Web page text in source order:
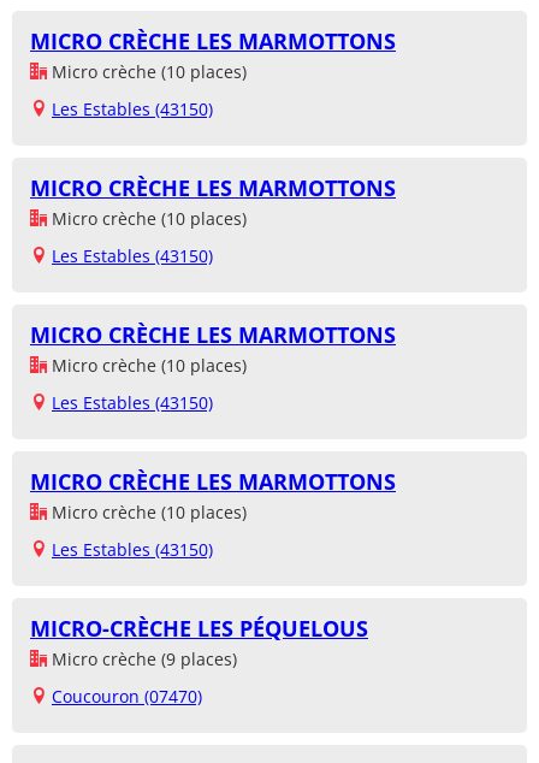
MICRO CRÈCHE LES MARMOTTONS
Micro crèche (10 places)
Les Estables (43150)
MICRO CRÈCHE LES MARMOTTONS
Micro crèche (10 places)
Les Estables (43150)
MICRO CRÈCHE LES MARMOTTONS
Micro crèche (10 places)
Les Estables (43150)
MICRO CRÈCHE LES MARMOTTONS
Micro crèche (10 places)
Les Estables (43150)
MICRO-CRÈCHE LES PÉQUELOUS
Micro crèche (9 places)
Coucouron (07470)